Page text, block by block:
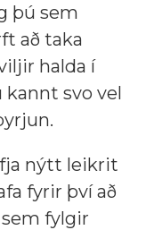
þú sem
að taka
halda í
kannt svo vel
nýtt leikrit
fyrir því að
fylgir